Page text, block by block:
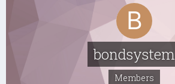
bondsystem
Members